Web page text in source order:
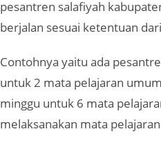
pesantren salafiyah
berjalan sesuai ketentuan
Contohnya yaitu ada
untuk 2 mata pelajaran
minggu untuk 6 mata
melaksanakan mata